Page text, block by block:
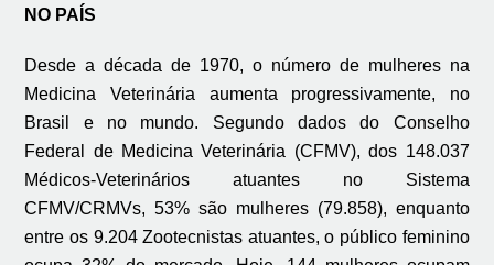
NO PAÍS
Desde a década de 1970, o número de mulheres na
Medicina Veterinária aumenta progressivamente, no
Brasil e no mundo. Segundo dados do Conselho
Federal de Medicina Veterinária (CFMV), dos 148.037
Médicos-Veterinários atuantes no Sistema
CFMV/CRMVs, 53% são mulheres (79.858), enquanto
entre os 9.204 Zootecnistas atuantes, o público feminino